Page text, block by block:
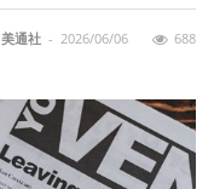
美通社 - 2026/06/06 688